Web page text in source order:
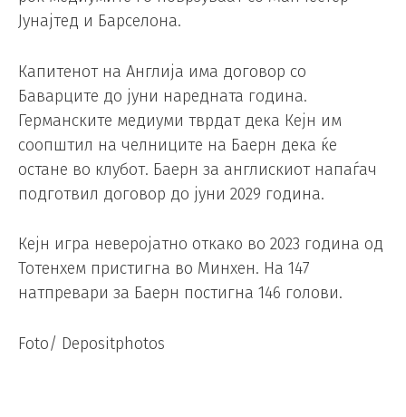
Јунајтед и Барселона.
Капитенот на Англија има договор со
Баварците до јуни наредната година.
Германските медиуми тврдат дека Кејн им
соопштил на челниците на Баерн дека ќе
остане во клубот. Баерн за англискиот напаѓач
подготвил договор до јуни 2029 година.
Кејн игра неверојатно откако во 2023 година од
Тотенхем пристигна во Минхен. На 147
натпревари за Баерн постигна 146 голови.
Foto/ Depositphotos